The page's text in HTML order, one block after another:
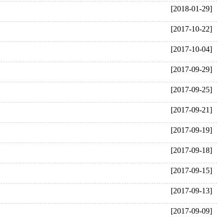
[2018-01-29]
[2017-10-22]
[2017-10-04]
[2017-09-29]
[2017-09-25]
[2017-09-21]
[2017-09-19]
[2017-09-18]
[2017-09-15]
[2017-09-13]
[2017-09-09]